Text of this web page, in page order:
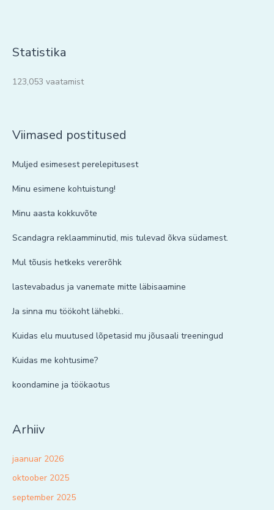
Statistika
123,053 vaatamist
Viimased postitused
Muljed esimesest perelepitusest
Minu esimene kohtuistung!
Minu aasta kokkuvõte
Scandagra reklaamminutid, mis tulevad õkva südamest.
Mul tõusis hetkeks vererõhk
lastevabadus ja vanemate mitte läbisaamine
Ja sinna mu töökoht lähebki..
Kuidas elu muutused lõpetasid mu jõusaali treeningud
Kuidas me kohtusime?
koondamine ja töökaotus
Arhiiv
jaanuar 2026
oktoober 2025
september 2025